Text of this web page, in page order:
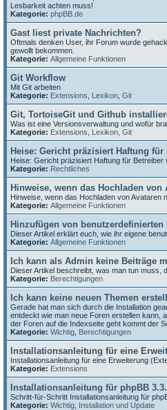
Lesbarkeit achten muss!
Kategorie: phpBB.de
Gast liest private Nachrichten?
Oftmals denken User, ihr Forum wurde
gewollt bekommen.
Kategorie: Allgemeine Funktionen
Git Workflow
Mit Git arbeiten
Kategorie: Extensions Lexikon Git
Git, TortoiseGit und Github
Was ist eine Versionsverwaltung und wofür
Kategorie: Extensions Lexikon Git
Heise: Gericht präzisiert Haftung
Heise: Gericht präzisiert Haftung für Betreiber
Kategorie: Rechtliches
Hinweise, wenn das Hochladen
Hinweise, wenn das Hochladen von Avataren
Kategorie: Allgemeine Funktionen
Hinzufügen von benutzerdefinierten
Dieser Artikel erklärt euch, wie ihr eigene
Kategorie: Allgemeine Funktionen
Ich kann als Admin keine Beiträge
Dieser Artikel beschreibt, was man tun muss,
Kategorie: Berechtigungen
Ich kann keine neuen Themen
Gerade hat man sich durch die Installation
entdeckt wie man neue Foren erstellen kann,
der Foren auf die Indexseite geht kommt der
Kategorie: Wichtig Berechtigungen
Installationsanleitung für eine
Installationsanleitung für eine Erweiterung
Kategorie: Extensions
Installationsanleitung für phpBB
Schritt-für-Schritt Installationsanleitung für
Kategorie: Wichtig Installation und Update